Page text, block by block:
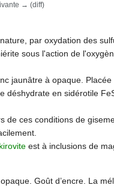
→ (diff)
par oxydation des
sous l'action de
jaunâtre à opaque.
déshydrate en sidérotile
de ces conditions de
kirovite est à inclusions de
Goût d’encre. La